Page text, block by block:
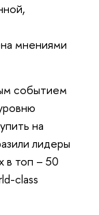
мнениями
событием
на
лидеры
в топ – 50
class